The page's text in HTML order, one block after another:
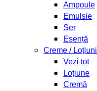
Ampoule
Emulsie
Ser
Esență
Creme / Loțiuni
Vezi tot
Loțiune
Cremă